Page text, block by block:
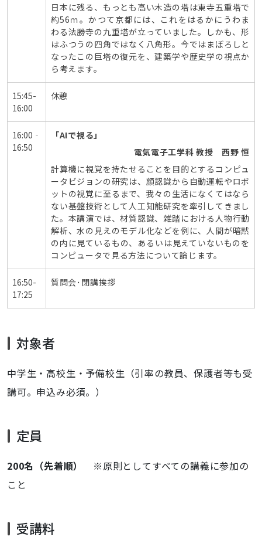
日本に残る、もっとも高い木造の塔は東寺五重塔で
約56ｍ。かつて京都には、これをはるかにうわま
わる法勝寺の九重塔が立っていました。しかも、形
はふつうの四角ではなく八角形。今ではまぼろしと
なったこの巨塔の復元を、建築学や歴史学の視点か
ら考えます。
15:45-
16:00
休憩
16:00‐
16:50
「AIで視る」
電気電子工学科 教授 西野 恒
計算機に視覚を持たせることを目的とするコンピュ
ータビジョンの研究は、顔認識から自動運転やロボ
ットの視覚に至るまで、我々の生活になくてはなら
ない基盤技術として人工知能研究を牽引してきまし
た。本講演では、材質認識、雑踏における人物行動
解析、水の見えのモデル化などを例に、人間が暗黙
の内に見ているもの、あるいは見えていないものを
コンピュータで見る方法について論じます。
16:50-
17:25
質問会･閉講挨拶
対象者
中学生・高校生・予備校生（引率の教員、保護者等も受
講可。申込み必須。）
定員
200名（先着順）
※原則としてすべての講義に参加の
こと
受講料